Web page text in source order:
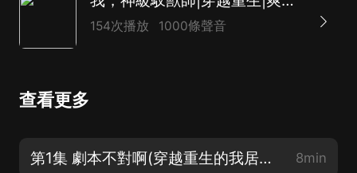
154次播放 1000條聲音
查看更多
第1集 劇本不對啊(穿越重生的我居然是個大廢物) 8min